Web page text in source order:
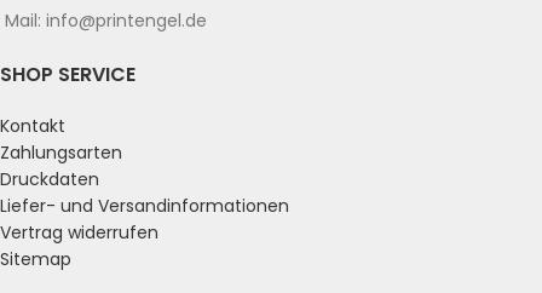
Mail: info@printengel.de
SHOP SERVICE
Kontakt
Zahlungsarten
Druckdaten
Liefer- und Versandinformationen
Vertrag widerrufen
Sitemap